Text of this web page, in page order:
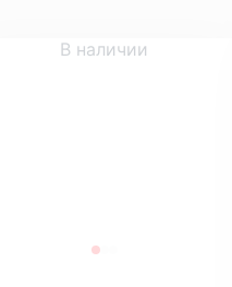
В наличии